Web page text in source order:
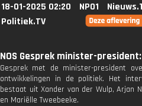
18-01-2025 02:20 NPO1
Politiek.TV
NOS Gesprek minister-
Gesprek met de minister-president
ontwikkelingen in de politiek. Het
bestaat uit Xander van der Wulp, Arjan
en Mariëlle Tweebeeke.